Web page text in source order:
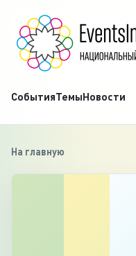
СобытияТемыНовости
На главную
‹